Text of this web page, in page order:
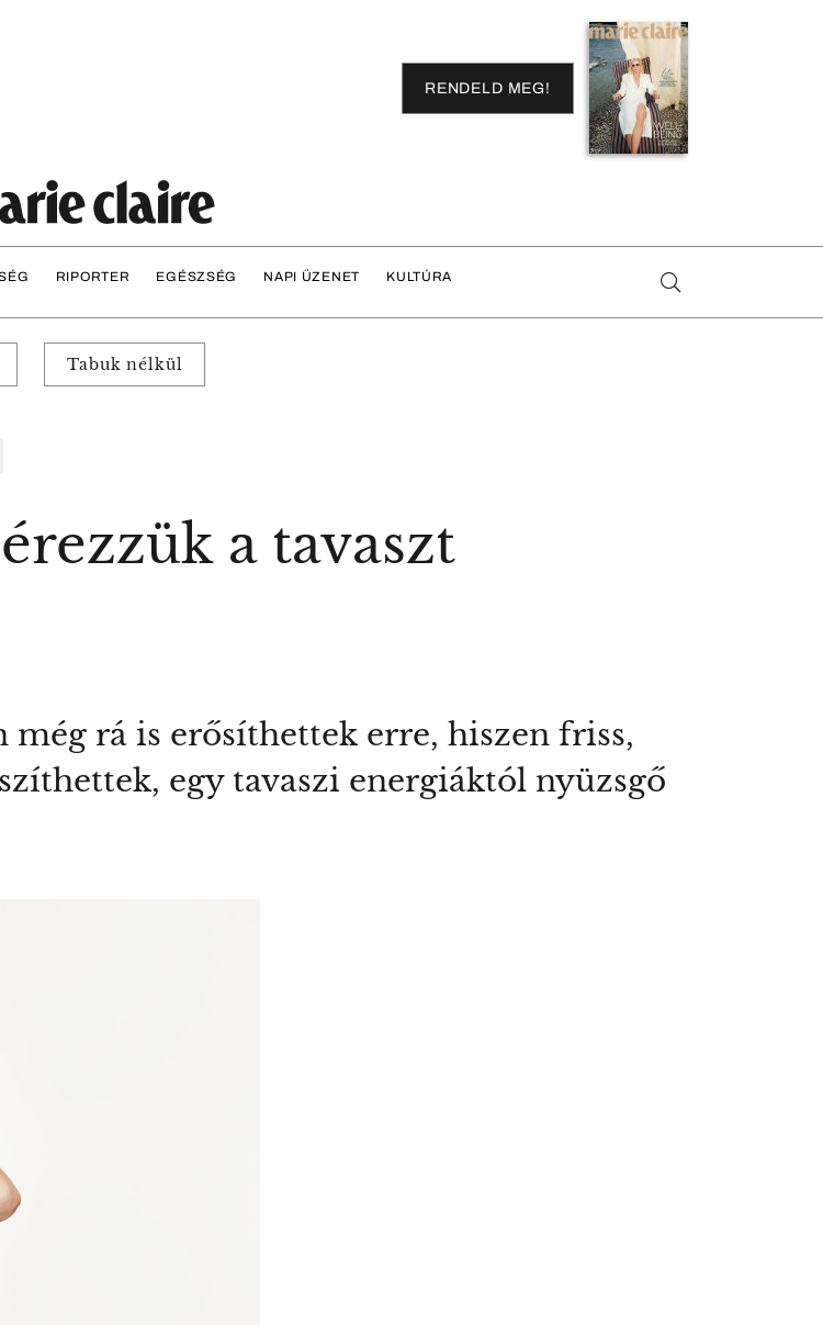
RENDELD MEG!
RIPORTER EGÉSZSÉG NAPI ÜZENET KULTÚRA
Tabuk nélkül
a tavaszt
rá is erősíthettek erre, hiszen friss,
egy tavaszi energiáktól nyüzsgő